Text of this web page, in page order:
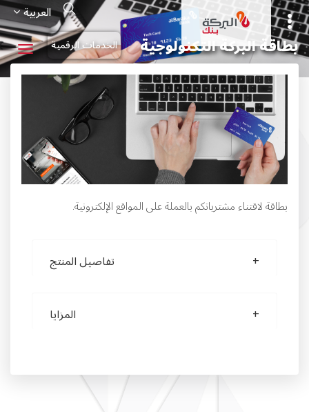
تجاوز
إلى
المحتوى
الرئيسي
العربية
Search
الخدمات الرقمية بطاقة البركة التكنولوجية
بطاقة لاقتناء مشترياتكم بالعملة على المواقع الإلكترونية.
تفاصيل المنتج
المزايا